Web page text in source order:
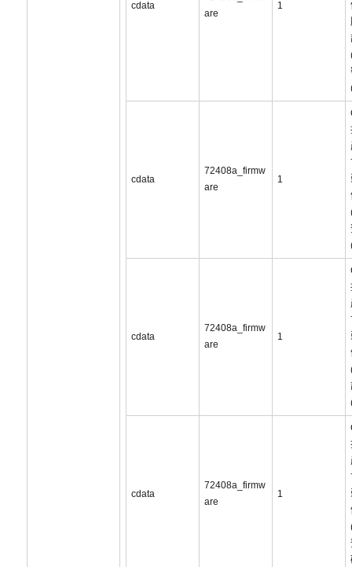
cdata
are
1
cdata
72408a_firmw
are
1
cdata
72408a_firmw
are
1
cdata
72408a_firmw
are
1